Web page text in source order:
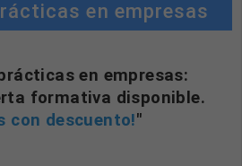
en empresas
en empresas:
formativa disponible.
con descuento!"